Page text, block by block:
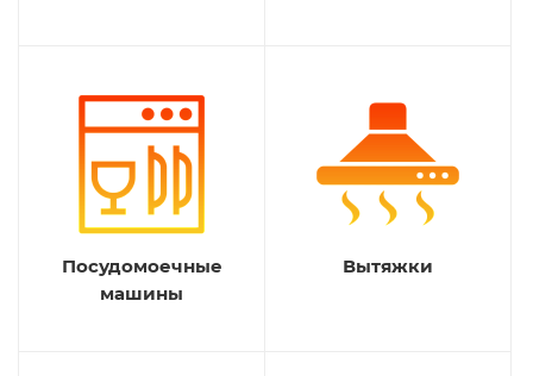
Посудомоечные
машины
Вытяжки